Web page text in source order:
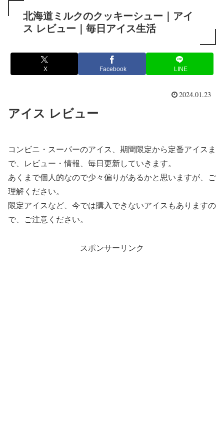
北海道ミルクのクッキーシュー｜アイ
ス レビュー｜毎日アイス生活
X Facebook LINE
2024.01.23
アイス レビュー
コンビニ・スーパーのアイス、期間限定から定番アイスま
で、レビュー・情報、毎日更新していきます。
あくまで個人的なので少々偏りがあるかと思いますが、ご
理解ください。
限定アイスなど、今では購入できないアイスもありますの
で、ご注意ください。
スポンサーリンク